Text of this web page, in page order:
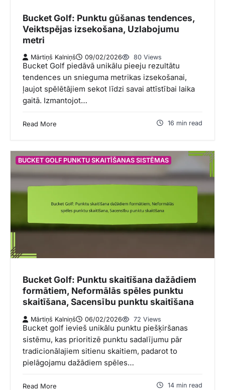
Bucket Golf: Punktu gūšanas tendences,
Veiktspējas izsekošana, Uzlabojumu
metri
Mārtiņš Kalniņš 09/02/2026 80 Views
Bucket Golf piedāvā unikālu pieeju rezultātu
tendences un snieguma metrikas izsekošanai,
ļaujot spēlētājiem sekot līdzi savai attīstībai laika
gaitā. Izmantojot…
Read More 16 min read
BUCKET GOLF PUNKTU SKAITĪŠANAS SISTĒMAS
Bucket Golf: Punktu skaitīšana dažādiem
formātiem, Neformālās spēles punktu
skaitīšana, Sacensību punktu skaitīšana
Mārtiņš Kalniņš 06/02/2026 72 Views
Bucket golf ievieš unikālu punktu piešķiršanas
sistēmu, kas prioritizē punktu sadalījumu pār
tradicionālajiem sitienu skaitiem, padarot to
pielāgojamu dažādiem spēles…
Read More 14 min read